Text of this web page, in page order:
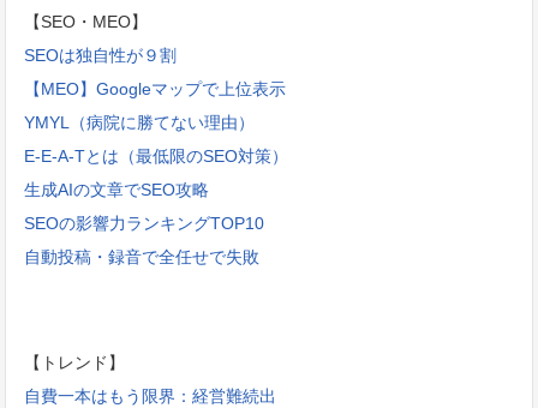
【SEO・MEO】
SEOは独自性が９割
【MEO】Googleマップで上位表示
YMYL（病院に勝てない理由）
E-E-A-Tとは（最低限のSEO対策）
生成AIの文章でSEO攻略
SEOの影響力ランキングTOP10
自動投稿・録音で全任せで失敗
【トレンド】
自費一本はもう限界：経営難続出